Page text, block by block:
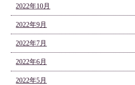
2022年10月
2022年9月
2022年7月
2022年6月
2022年5月